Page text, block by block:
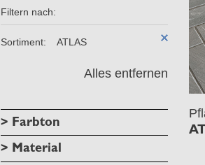
Filtern nach:
Sortiment: ATLAS
Alles entfernen
> Farbton
> Material